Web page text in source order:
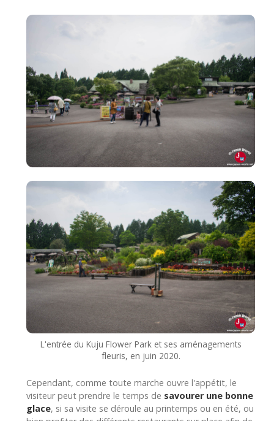
L'entrée du Kuju Flower Park et ses aménagements
fleuris, en juin 2020.
Cependant, comme toute marche ouvre l'appétit, le
visiteur peut prendre le temps de savourer une bonne
glace, si sa visite se déroule au printemps ou en été, ou